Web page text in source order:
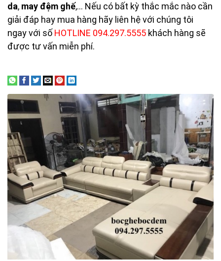
da, may đệm ghế,... Nếu có bất kỳ thắc mắc nào cần
giải đáp hay mua hàng hãy liên hệ với chúng tôi
ngay với số HOTLINE 094.297.5555 khách hàng sẽ
được tư vấn miễn phí.